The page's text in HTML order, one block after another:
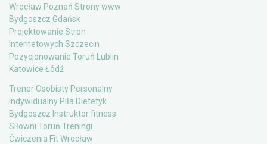
Wrocław Poznań Strony www
Bydgoszcz Gdańsk
Projektowanie Stron
Internetowych Szczecin
Pozycjonowanie Toruń Lublin
Katowice Łódź
Trener Osobisty Personalny
Indywidualny Piła Dietetyk
Bydgoszcz Instruktor fitness
Siłowni Toruń Treningi
Ćwiczenia Fit Wrocław